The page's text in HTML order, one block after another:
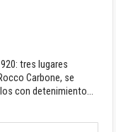
tres lugares
Carbone, se
con detenimiento...